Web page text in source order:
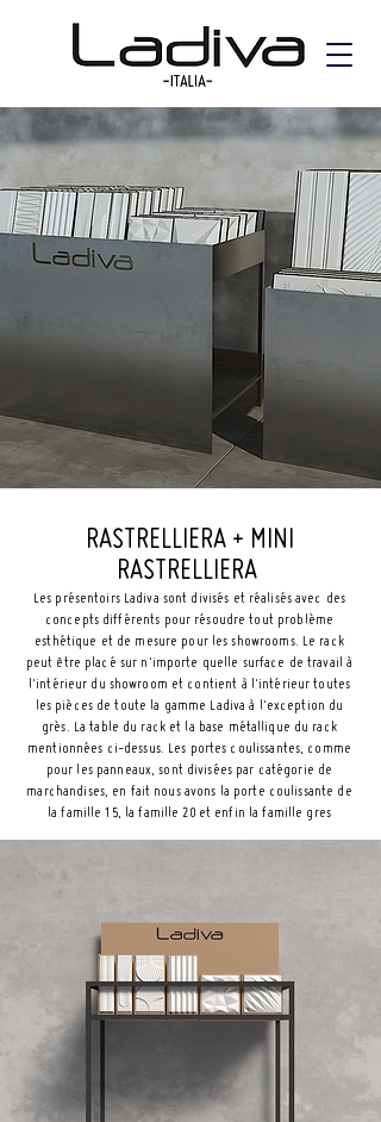
RASTRELLIERA + MINI
RASTRELLIERA
Les présentoirs Ladiva sont divisés et réalisés avec des
concepts différents pour résoudre tout problème
esthétique et de mesure pour les showrooms. Le rack
peut être placé sur n'importe quelle surface de travail à
l'intérieur du showroom et contient à l'intérieur toutes
les pièces de toute la gamme Ladiva à l'exception du
grès. La table du rack et la base métallique du rack
mentionnées ci-dessus. Les portes coulissantes, comme
pour les panneaux, sont divisées par catégorie de
marchandises, en fait nous avons la porte coulissante de
la famille 15, la famille 20 et enfin la famille gres